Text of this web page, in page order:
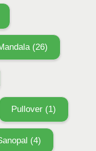
(26)
Pullover(1)
(4)